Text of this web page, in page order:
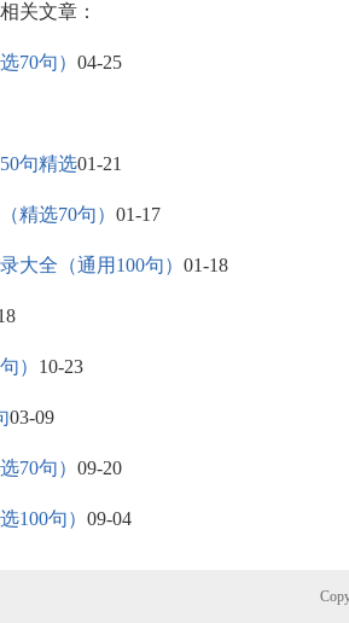
关文章：
70句） 04-25
句精选01-21
精选70句） 01-17
大全（通用100句） 01-18
） 10-23
03-09
70句） 09-20
100句） 09-04